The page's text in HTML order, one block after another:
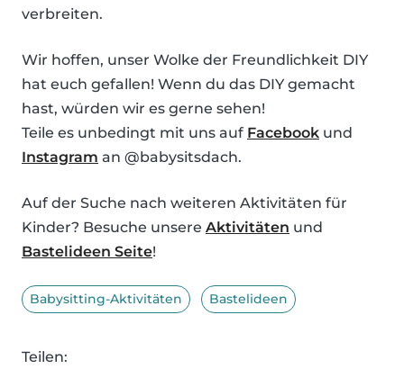
verbreiten.
Wir hoffen, unser Wolke der Freundlichkeit DIY
hat euch gefallen! Wenn du das DIY gemacht
hast, würden wir es gerne sehen!
Teile es unbedingt mit uns auf Facebook und
Instagram an @babysitsdach.
Auf der Suche nach weiteren Aktivitäten für
Kinder? Besuche unsere Aktivitäten und
Bastelideen Seite!
Babysitting-Aktivitäten Bastelideen
Teilen: